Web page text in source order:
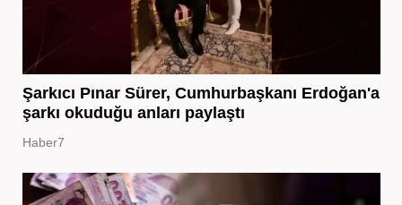
Şarkıcı Pınar Sürer, Cumhurbaşkanı Erdoğan'a
şarkı okuduğu anları paylaştı
Haber7